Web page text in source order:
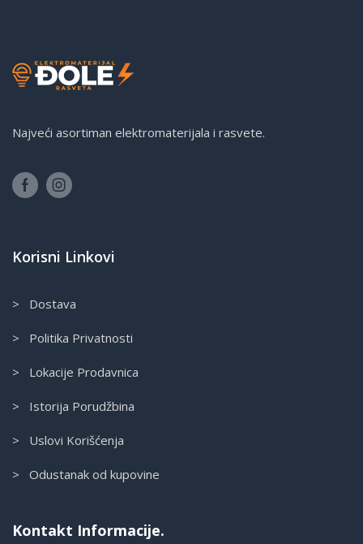
Najveći asortiman elektromaterijala i rasvete.
Korisni Linkovi
> Dostava
> Politika Privatnosti
> Lokacije Prodavnica
> Istorija Porudžbina
> Uslovi Korišćenja
> Odustanak od kupovine
Kontakt Informacije.